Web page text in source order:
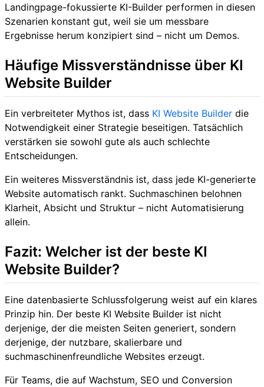
Landingpage-fokussierte KI-Builder performen in diesen
Szenarien konstant gut, weil sie um messbare
Ergebnisse herum konzipiert sind – nicht um Demos.
Häufige Missverständnisse über KI
Website Builder
Ein verbreiteter Mythos ist, dass KI Website Builder die
Notwendigkeit einer Strategie beseitigen. Tatsächlich
verstärken sie sowohl gute als auch schlechte
Entscheidungen.
Ein weiteres Missverständnis ist, dass jede KI-generierte
Website automatisch rankt. Suchmaschinen belohnen
Klarheit, Absicht und Struktur – nicht Automatisierung
allein.
Fazit: Welcher ist der beste KI
Website Builder?
Eine datenbasierte Schlussfolgerung weist auf ein klares
Prinzip hin. Der beste KI Website Builder ist nicht
derjenige, der die meisten Seiten generiert, sondern
derjenige, der nutzbare, skalierbare und
suchmaschinenfreundliche Websites erzeugt.
Für Teams, die auf Wachstum, SEO und Conversion